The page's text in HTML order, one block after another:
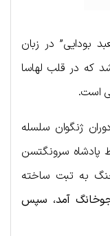
بودایی” در زبان
که در قلب لهاسا
است.
ژنگوان سلسله
پادشاه سرونگتسن
به تبت ساخته
جوخانگ آمد، سپس